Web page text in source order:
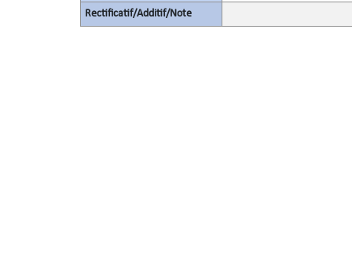
Rectificatif/Additif/Note